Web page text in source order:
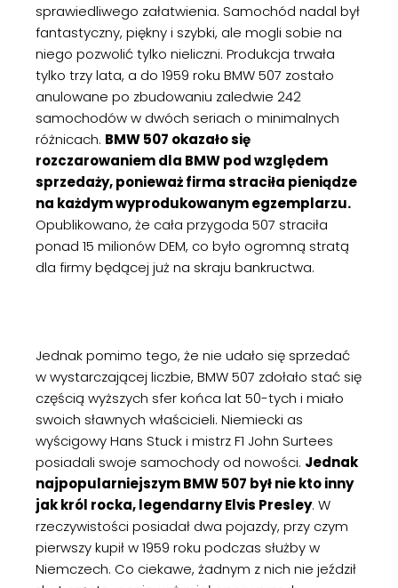
sprawiedliwego załatwienia. Samochód nadal był
fantastyczny, piękny i szybki, ale mogli sobie na
niego pozwolić tylko nieliczni. Produkcja trwała
tylko trzy lata, a do 1959 roku BMW 507 zostało
anulowane po zbudowaniu zaledwie 242
samochodów w dwóch seriach o minimalnych
różnicach. BMW 507 okazało się
rozczarowaniem dla BMW pod względem
sprzedaży, ponieważ firma straciła pieniądze
na każdym wyprodukowanym egzemplarzu.
Opublikowano, że cała przygoda 507 straciła
ponad 15 milionów DEM, co było ogromną stratą
dla firmy będącej już na skraju bankructwa.
Jednak pomimo tego, że nie udało się sprzedać
w wystarczającej liczbie, BMW 507 zdołało stać się
częścią wyższych sfer końca lat 50-tych i miało
swoich sławnych właścicieli. Niemiecki as
wyścigowy Hans Stuck i mistrz F1 John Surtees
posiadali swoje samochody od nowości. Jednak
najpopularniejszym BMW 507 był nie kto inny
jak król rocka, legendarny Elvis Presley. W
rzeczywistości posiadał dwa pojazdy, przy czym
pierwszy kupił w 1959 roku podczas służby w
Niemczech. Co ciekawe, żadnym z nich nie jeździł